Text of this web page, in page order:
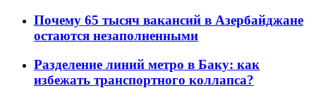
Почему 65 тысяч вакансий в Азербайджане
остаются незаполненными
Разделение линий метро в Баку: как
избежать транспортного коллапса?